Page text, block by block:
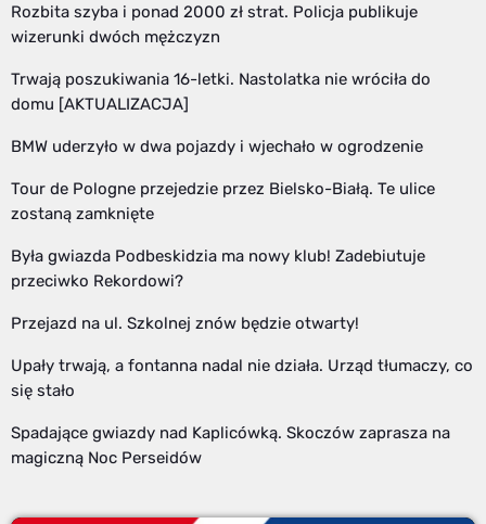
Rozbita szyba i ponad 2000 zł strat. Policja publikuje
wizerunki dwóch mężczyzn
Trwają poszukiwania 16-letki. Nastolatka nie wróciła do
domu [AKTUALIZACJA]
BMW uderzyło w dwa pojazdy i wjechało w ogrodzenie
Tour de Pologne przejedzie przez Bielsko-Białą. Te ulice
zostaną zamknięte
Była gwiazda Podbeskidzia ma nowy klub! Zadebiutuje
przeciwko Rekordowi?
Przejazd na ul. Szkolnej znów będzie otwarty!
Upały trwają, a fontanna nadal nie działa. Urząd tłumaczy, co
się stało
Spadające gwiazdy nad Kaplicówką. Skoczów zaprasza na
magiczną Noc Perseidów